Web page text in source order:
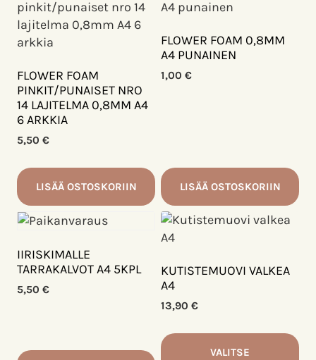
FLOWER FOAM
PINKIT/PUNAISET NRO
14 LAJITELMA 0,8MM A4
6 ARKKIA
5,50 €
LISÄÄ OSTOSKORIIN
FLOWER FOAM 0,8MM
A4 PUNAINEN
1,00 €
LISÄÄ OSTOSKORIIN
IIRISKIMALLE
TARRAKALVOT A4 5KPL
5,50 €
KUTISTEMUOVI VALKEA
A4
13,90 €
VALITSE